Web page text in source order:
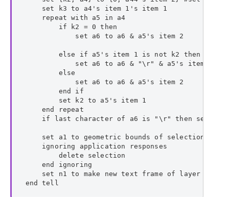
    set k3 to a4's item 1's item 1
    repeat with a5 in a4
        if k2 = 0 then
            set a6 to a6 & a5's item 2
        else if a5's item 1 is not k2 then
            set a6 to a6 & "\r" & a5's item 2
        else
            set a6 to a6 & a5's item 2
        end if
        set k2 to a5's item 1
    end repeat
if last character of a6 is "\r" then set a6
    set a1 to geometric bounds of selection
    ignoring application responses
        delete selection
    end ignoring
set n1 to make new text frame of layer 1
end tell